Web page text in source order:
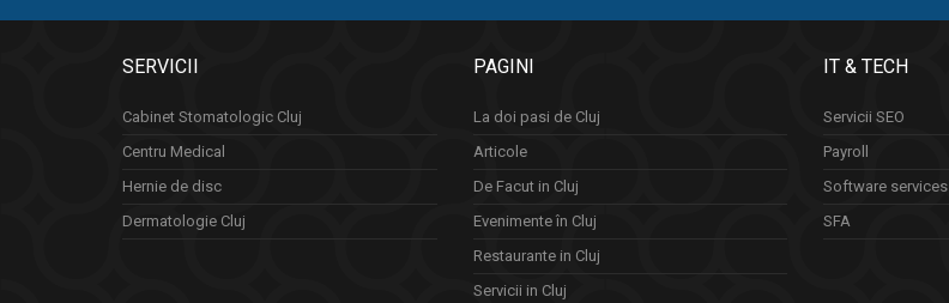
SERVICII
Cabinet Stomatologic Cluj
Centru Medical
Hernie de disc
Dermatologie Cluj
PAGINI
La doi pasi de Cluj
Articole
De Facut in Cluj
Evenimente în Cluj
Restaurante in Cluj
Servicii in Cluj
IT & TECH
Servicii SEO
Payroll
Software services
SFA